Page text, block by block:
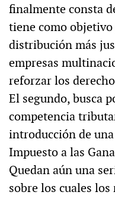
finalmente consta
tiene como
distribución más
empresas
reforzar los
El segundo, busca
competencia
introducción de
Impuesto a las
Quedan aún una
sobre los cuales